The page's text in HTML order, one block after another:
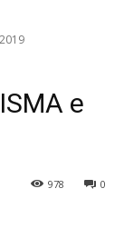
e
0
978